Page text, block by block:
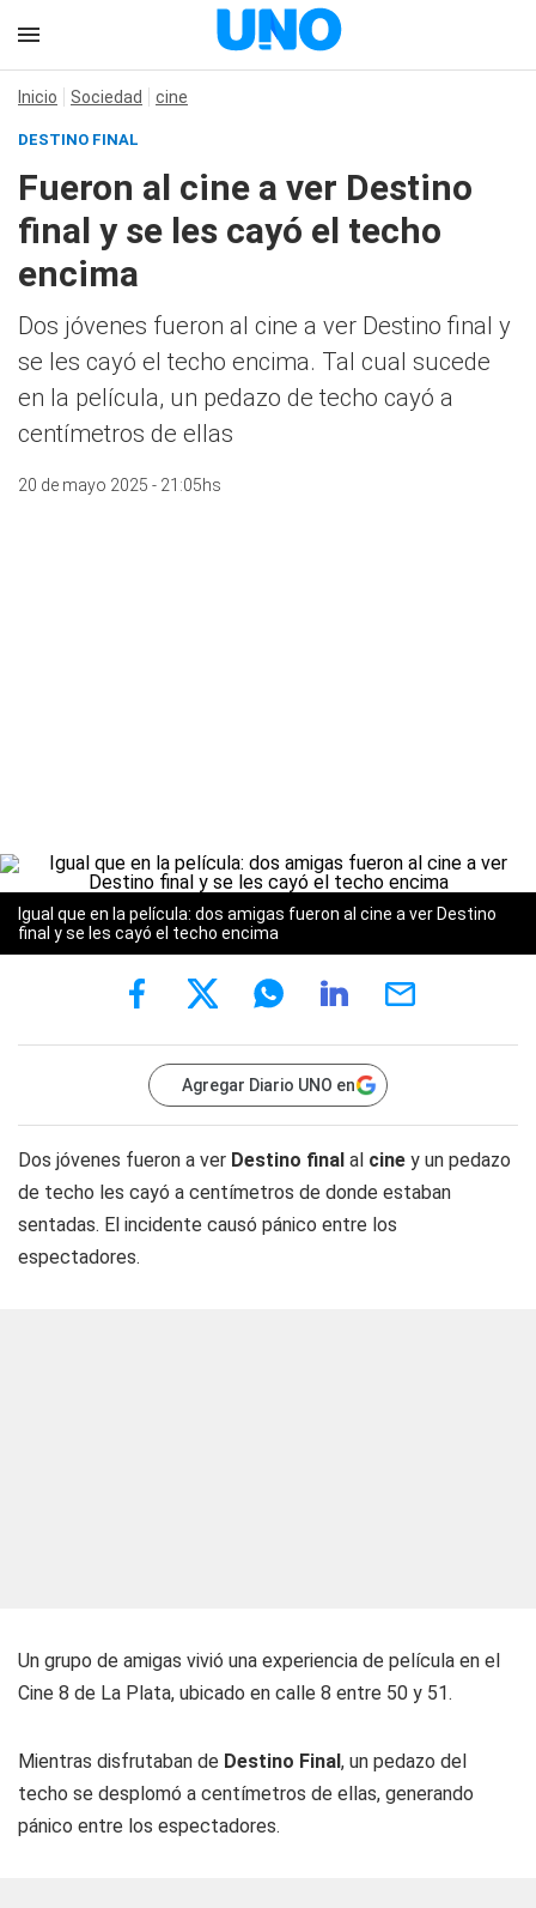
Inicio Sociedad cine
DESTINO FINAL
Fueron al cine a ver Destino
final y se les cayó el techo
encima
Dos jóvenes fueron al cine a ver Destino final y
se les cayó el techo encima. Tal cual sucede
en la película, un pedazo de techo cayó a
centímetros de ellas
20 de mayo 2025 - 21:05hs
Igual que en la película: dos amigas fueron al cine a ver Destino
final y se les cayó el techo encima
Agregar Diario UNO en
Dos jóvenes fueron a ver Destino final al cine y un pedazo
de techo les cayó a centímetros de donde estaban
sentadas. El incidente causó pánico entre los
espectadores.
Un grupo de amigas vivió una experiencia de película en el
Cine 8 de La Plata, ubicado en calle 8 entre 50 y 51.
Mientras disfrutaban de Destino Final, un pedazo del
techo se desplomó a centímetros de ellas, generando
pánico entre los espectadores.